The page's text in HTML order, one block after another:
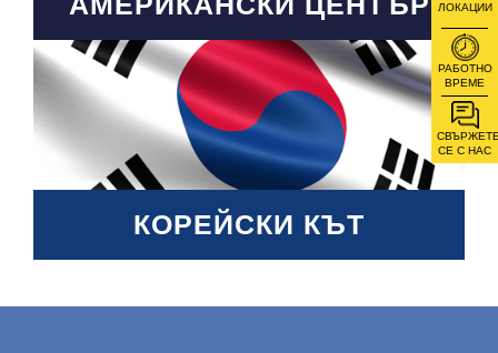
КОРЕЙСКИ КЪТ
ЛОКАЦИИ
РАБОТНО
ВРЕМЕ
СЕ С НАС